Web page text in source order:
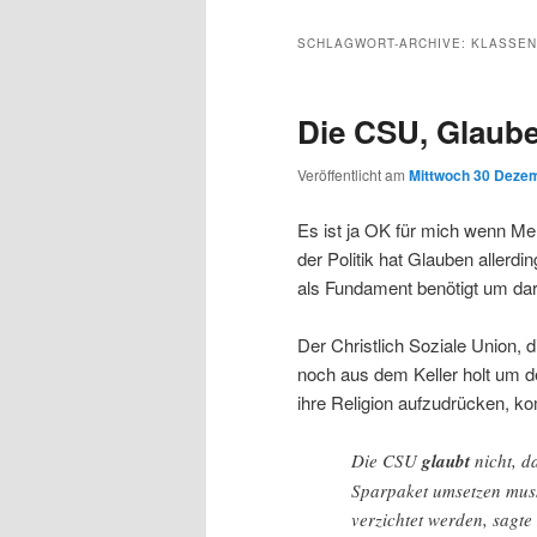
wechseln
SCHLAGWORT-ARCHIVE:
Die CSU,
Veröffentlicht am Mittwoch 30
Es ist ja OK für mich wenn
der Politik hat Glauben
als Fundament benötigt um
Der Christlich Soziale Union,
noch aus dem Keller holt um
ihre Religion aufzudrücken,
Die CSUglaubtnicht,
Sparpaket umsetzen
verzichtet werden,